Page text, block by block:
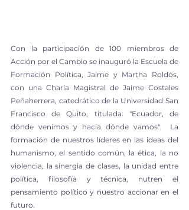
Con la participación de 100 miembros de
Acción por el Cambio se inauguró la Escuela de
Formación Política, Jaime y Martha Roldós,
con una Charla Magistral de Jaime Costales
Peñaherrera, catedrático de la Universidad San
Francisco de Quito, titulada: "Ecuador, de
dónde venimos y hacia dónde vamos".  La
formación de nuestros líderes en las ideas del
humanismo, el sentido común, la ética, la no
violencia, la sinergia de clases, la unidad entre
política, filosofía y técnica, nutren el
pensamiento político y nuestro accionar en el
futuro.